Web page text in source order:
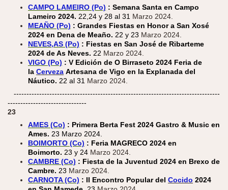
CAMPO LAMEIRO (Po) : Semana Santa en Campo
Lameiro 2024. 22,24 y 28 al 31 Marzo 2024.
MEAÑO (Po) : Grandes Fiestas en Honor a San Xosé
2024 en Dena de Meaño. 22 y 23 Marzo 2024.
NEVES,AS (Po) : Fiestas en San José de Ribarteme
2024 de As Neves. 22 Marzo 2024.
VIGO (Po) : V Edición de O Birraseto 2024 Feria de
la Cerveza Artesana de Vigo en la Explanada del
Náutico. 22 al 31 Marzo 2024.
---------------------------------------------------------------------------------
-------------------------------
23
AMES (Co) : Primera Berta Fest 2024 Gastro & Music en
Ames. 23 Marzo 2024.
BOIMORTO (Co) : Feria MAGRECO 2024 en
Boimorto. 23 y 24 Marzo 2024.
CAMBRE (Co) : Fiesta de la Juventud 2024 en Brexo de
Cambre. 23 Marzo 2024.
CARNOTA (Co) : II Encontro Popular del Cocido 2024